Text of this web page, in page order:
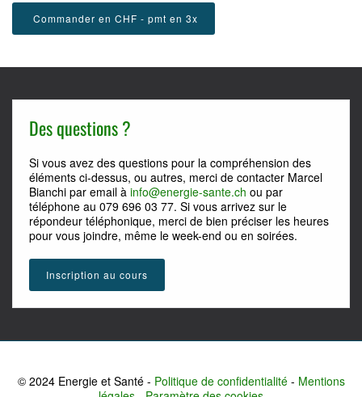
Commander en CHF - pmt en 3x
Des questions ?
Si vous avez des questions pour la compréhension des
éléments ci-dessus, ou autres, merci de contacter Marcel
Bianchi par email à info@energie-sante.ch ou par
téléphone au 079 696 03 77. Si vous arrivez sur le
répondeur téléphonique, merci de bien préciser les heures
pour vous joindre, même le week-end ou en soirées.
Inscription au cours
© 2024 Energie et Santé - Politique de confidentialité- Mentions